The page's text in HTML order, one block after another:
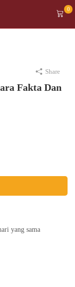
0
Fakta Dan
yang sama
Share